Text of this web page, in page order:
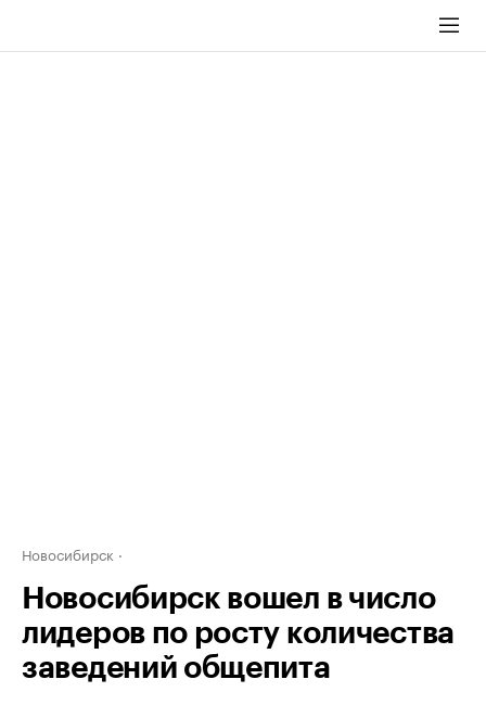
Новосибирск
Новосибирск вошел в число
лидеров по росту количества
заведений общепита